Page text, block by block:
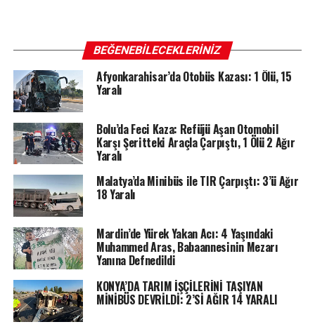
BEĞENEBILECEKLERINIZ
Afyonkarahisar’da Otobüs Kazası: 1 Ölü, 15
Yaralı
Bolu’da Feci Kaza: Refüjü Aşan Otomobil
Karşı Şeritteki Araçla Çarpıştı, 1 Ölü 2 Ağır
Yaralı
Malatya’da Minibüs ile TIR Çarpıştı: 3’ü Ağır
18 Yaralı
Mardin’de Yürek Yakan Acı: 4 Yaşındaki
Muhammed Aras, Babaannesinin Mezarı
Yanına Defnedildi
KONYA’DA TARIM İŞÇİLERİNİ TAŞIYAN
MİNİBÜS DEVRİLDİ: 2’Sİ AĞIR 14 YARALI